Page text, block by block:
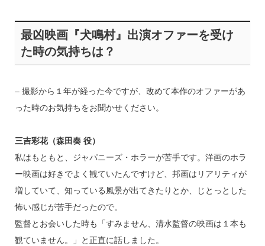
最凶映画『犬鳴村』出演オファーを受け
た時の気持ちは？
– 撮影から１年が経った今ですが、改めて本作のオファーがあ
った時のお気持ちをお聞かせください。
三吉彩花（森田奏 役）
私はもともと、ジャパニーズ・ホラーが苦手です。洋画のホラ
ー映画は好きでよく観ていたんですけど、邦画はリアリティが
増していて、知っている風景が出てきたりとか、じとっとした
怖い感じが苦手だったので。
監督とお会いした時も「すみません、清水監督の映画は１本も
観ていません。」と正直に話しました。